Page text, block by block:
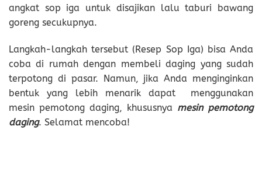
angkat sop iga untuk disajikan lalu taburi bawang
goreng secukupnya.
Langkah-langkah tersebut (Resep Sop Iga) bisa Anda
coba di rumah dengan membeli daging yang sudah
terpotong di pasar. Namun, jika Anda menginginkan
bentuk yang lebih menarik dapat menggunakan
mesin pemotong daging, khususnya mesin pemotong
daging. Selamat mencoba!